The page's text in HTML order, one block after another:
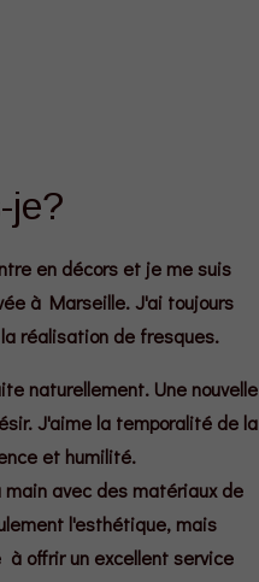
je?
en décors et je me suis
à Marseille. J'ai toujours
réalisation de fresques.
naturellement. Une nouvelle
J'aime la temporalité de la
et humilité.
avec des matériaux de
l'esthétique, mais
offrir un excellent service